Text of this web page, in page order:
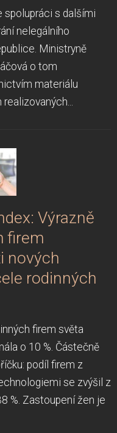
spolupráci s dalšími
nelegálního
Ministryně
o tom
materiálu
Výrazně
firem
nových
rodinných
firem světa
o 10 %. Částečně
podíl firem z
se zvýšil z
%. Zastoupení žen je